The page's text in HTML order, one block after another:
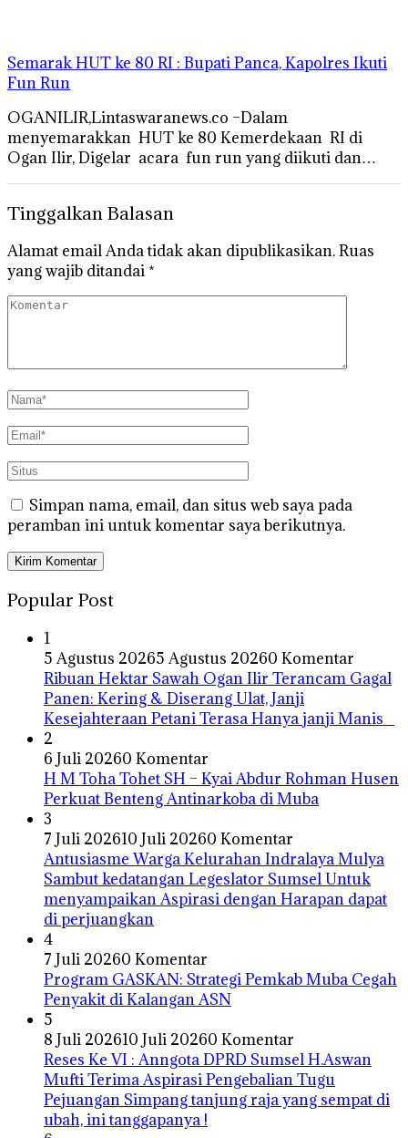
Semarak HUT ke 80 RI : Bupati Panca, Kapolres Ikuti
Fun Run
OGANILIR,Lintaswaranews.co –Dalam
menyemarakkan HUT ke 80 Kemerdekaan RI di
Ogan Ilir, Digelar acara fun run yang diikuti dan…
Tinggalkan Balasan
Alamat email Anda tidak akan dipublikasikan.Ruas
yang wajib ditandai *
Simpan nama, email, dan situs web saya pada
peramban ini untuk komentar saya berikutnya.
Popular Post
1
5 Agustus 20265 Agustus 20260 Komentar
Ribuan Hektar Sawah Ogan Ilir Terancam Gagal
Panen: Kering & Diserang Ulat, Janji
Kesejahteraan Petani Terasa Hanya janji Manis
2
6 Juli 20260 Komentar
H M Toha Tohet SH – Kyai Abdur Rohman Husen
Perkuat Benteng Antinarkoba di Muba
3
7 Juli 202610 Juli 20260 Komentar
Antusiasme Warga Kelurahan Indralaya Mulya
Sambut kedatangan Legeslator Sumsel Untuk
menyampaikan Aspirasi dengan Harapan dapat
di perjuangkan
4
7 Juli 20260 Komentar
Program GASKAN: Strategi Pemkab Muba Cegah
Penyakit di Kalangan ASN
5
8 Juli 202610 Juli 20260 Komentar
Reses Ke VI : Anngota DPRD Sumsel H.Aswan
Mufti Terima Aspirasi Pengebalian Tugu
Pejuangan Simpang tanjung raja yang sempat di
ubah, ini tanggapanya !